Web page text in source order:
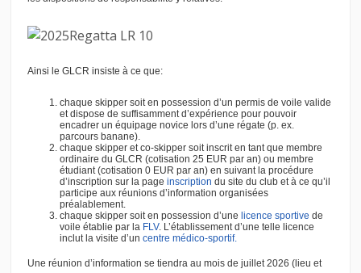
Ainsi le GLCR insiste à ce que:
chaque skipper soit en possession d’un permis de voile valide
et dispose de suffisamment d’expérience pour pouvoir
encadrer un équipage novice lors d’une régate (p. ex.
parcours banane).
chaque skipper et co-skipper soit inscrit en tant que membre
ordinaire du GLCR (cotisation 25 EUR par an) ou membre
étudiant (cotisation 0 EUR par an) en suivant la procédure
d’inscription sur la page inscription du site du club et à ce qu’il
participe aux réunions d’information organisées
préalablement.
chaque skipper soit en possession d’une licence sportive de
voile établie par la FLV. L’établissement d’une telle licence
inclut la visite d’un centre médico-sportif.
Une réunion d’information se tiendra au mois de juillet 2026 (lieu et